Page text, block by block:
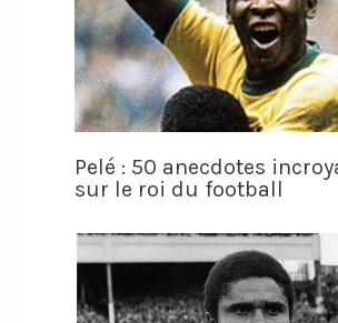
Pelé : 50 anecdotes
sur le roi du football